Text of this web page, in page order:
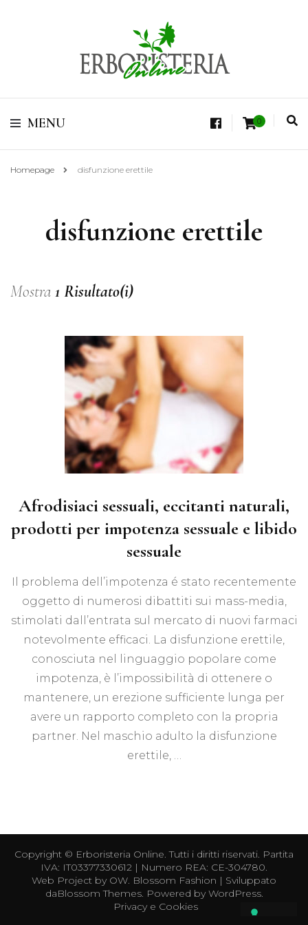
Erboristeria Shop
Online Tisane
Vendita di Botaniche, Erbe e Spezie Officinali, Tisane Terapeutiche Esclusive,
MENU 0
Homepage disfunzione erettile
disfunzione erettile
Mostra 1 Risultato(i)
Afrodisiaci sessuali, eccitanti naturali,
prodotti per impotenza sessuale e libido
sessuale
Il problema dell’impotenza é stato recentemente
oggetto di numerosi dibattiti sui mass-media,
stimolati dall’entrata sul mercato di nuovi farmaci
notevolmente efficaci. La disfunzione erettile,
conosciuta nel linguaggio popolare come
impotenza, è l’impossibilità di ottenere o
mantenere, un erezione sufficiente lunga per
avere un rapporto completo con la propria
partner. Nel maschio adulto la disfunzione
erettile, …
Copyright © Erboristeria Online. Tutti i diritti riservati. Partita
IVA: IT03377330612 | Numero REA: CE-304780.
Web Project by OW. Blossom Fashion | Sviluppato
daBlossom Themes. Powered by WordPress.
Privacy e Cookies